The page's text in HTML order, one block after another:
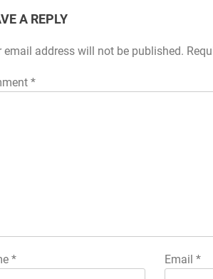
A REPLY
email address will not be published.
*
* Email *